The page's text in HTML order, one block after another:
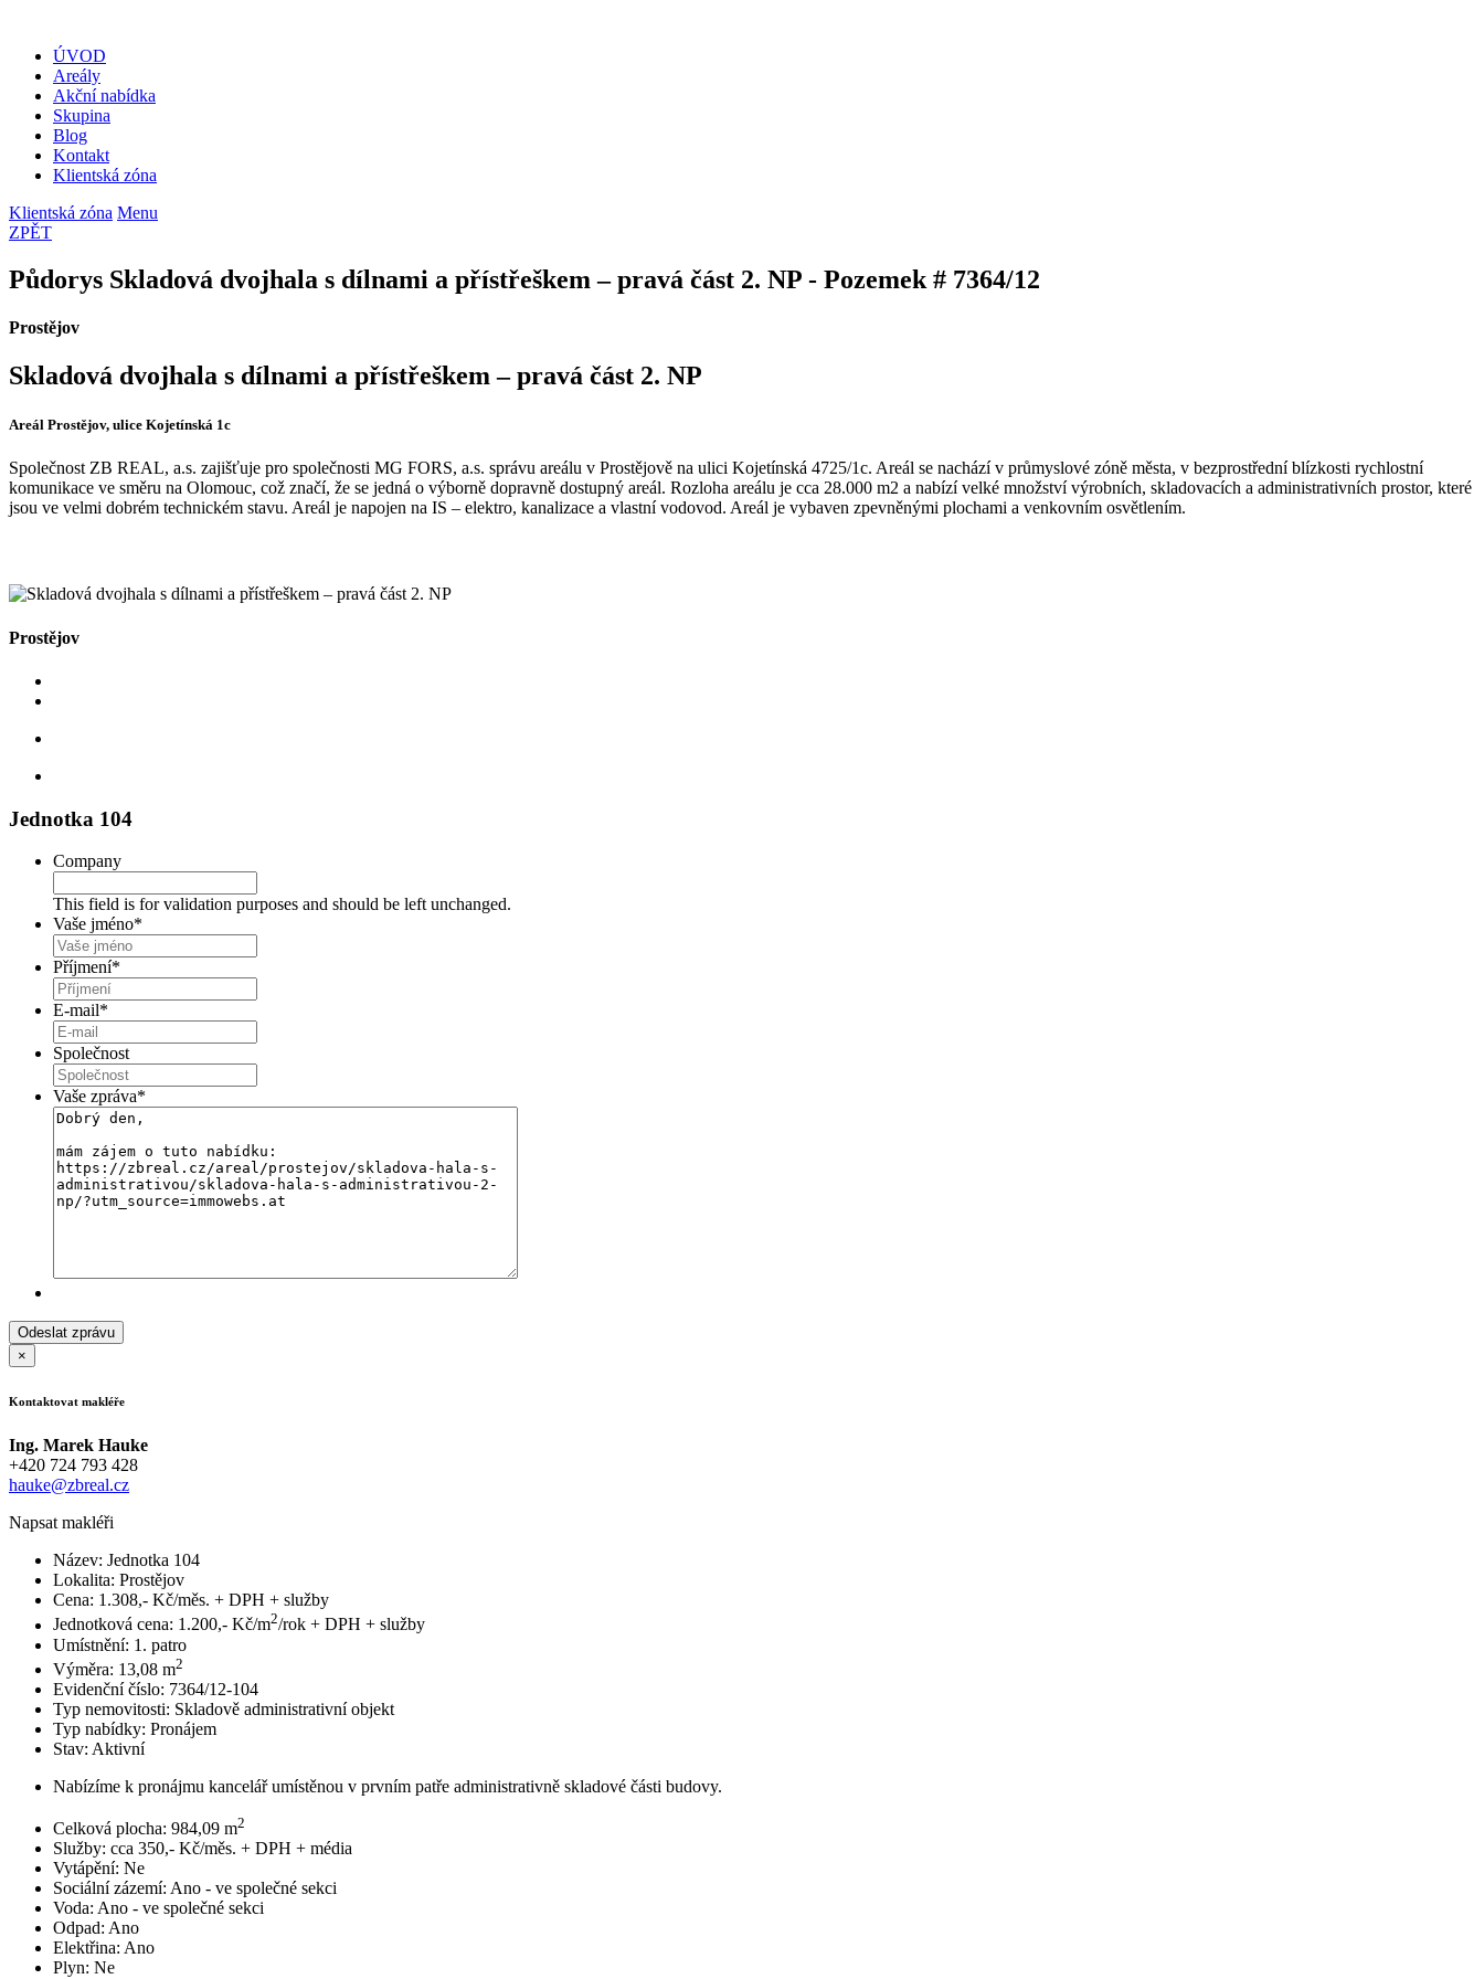
ÚVOD
Areály
Akční nabídka
Skupina
Blog
Kontakt
Klientská zóna
Klientská zóna Menu
ZPĚT
Půdorys Skladová dvojhala s dílnami a přístřeškem – pravá část 2. NP - Pozemek # 7364/12
Prostějov
Skladová dvojhala s dílnami a přístřeškem – pravá část 2. NP
Areál Prostějov, ulice Kojetínská 1c
Společnost ZB REAL, a.s. zajišťuje pro společnosti MG FORS, a.s. správu areálu v Prostějově na ulici Kojetínská 4725/1c. Areál se nachází v průmyslové zóně města, v bezprostřední blízkosti rychlostní
komunikace ve směru na Olomouc, což značí, že se jedná o výborně dopravně dostupný areál. Rozloha areálu je cca 28.000 m2 a nabízí velké množství výrobních, skladovacích a administrativních prostor, které
jsou ve velmi dobrém technickém stavu. Areál je napojen na IS – elektro, kanalizace a vlastní vodovod. Areál je vybaven zpevněnými plochami a venkovním osvětlením.
Prostějov
Jednotka 104
Company
This field is for validation purposes and should be left unchanged.
Vaše jméno*
Příjmení*
E-mail*
Společnost
Vaše zpráva*
×
Kontaktovat makléře
Ing. Marek Hauke
+420 724 793 428
hauke@zbreal.cz
Napsat makléři
Název: Jednotka 104
Lokalita: Prostějov
Cena: 1.308,- Kč/měs. + DPH + služby
Jednotková cena: 1.200,- Kč/m2/rok + DPH + služby
Umístnění: 1. patro
Výměra: 13,08 m2
Evidenční číslo: 7364/12-104
Typ nemovitosti: Skladově administrativní objekt
Typ nabídky: Pronájem
Stav: Aktivní
Nabízíme k pronájmu kancelář umístěnou v prvním patře administrativně skladové části budovy.
Celková plocha: 984,09 m2
Služby: cca 350,- Kč/měs. + DPH + média
Vytápění: Ne
Sociální zázemí: Ano - ve společné sekci
Voda: Ano - ve společné sekci
Odpad: Ano
Elektřina: Ano
Plyn: Ne